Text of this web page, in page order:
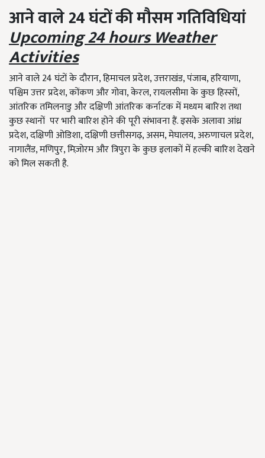
आनेवाले24घंटोंकीमौसमगतिविधियां
Upcoming 24 hours Weather
Activities
आने वाले 24 घंटों के दौरान, हिमाचल प्रदेश, उत्तराखंड, पंजाब, हरियाणा,
पश्चिम उत्तर प्रदेश, कोंकण और गोवा, केरल, रायलसीमा के कुछ हिस्सों,
आंतरिक तमिलनाडु और दक्षिणी आंतरिक कर्नाटक में मध्यम बारिश तथा
कुछ स्थानों पर भारी बारिश होने की पूरी संभावना हैं. इसके अलावा आंध्र
प्रदेश, दक्षिणी ओडिशा, दक्षिणी छत्तीसगढ़, असम, मेघालय, अरुणाचल प्रदेश,
नागालैंड, मणिपुर, मिज़ोरम और त्रिपुरा के कुछ इलाकों में हल्की बारिश देखने
को मिल सकती है.